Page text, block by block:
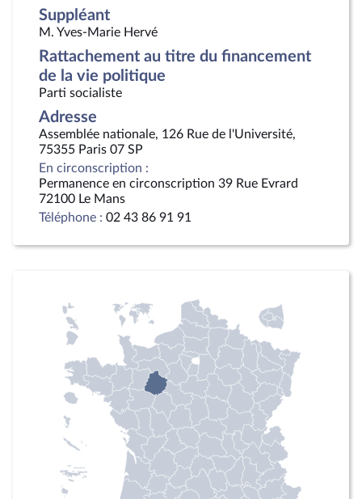
Suppléant
M. Yves-Marie Hervé
Rattachement au titre du financement
de la vie politique
Parti socialiste
Adresse
Assemblée nationale, 126 Rue de l'Université,
75355 Paris 07 SP
En circonscription :
Permanence en circonscription 39 Rue Evrard
72100 Le Mans
Téléphone : 02 43 86 91 91